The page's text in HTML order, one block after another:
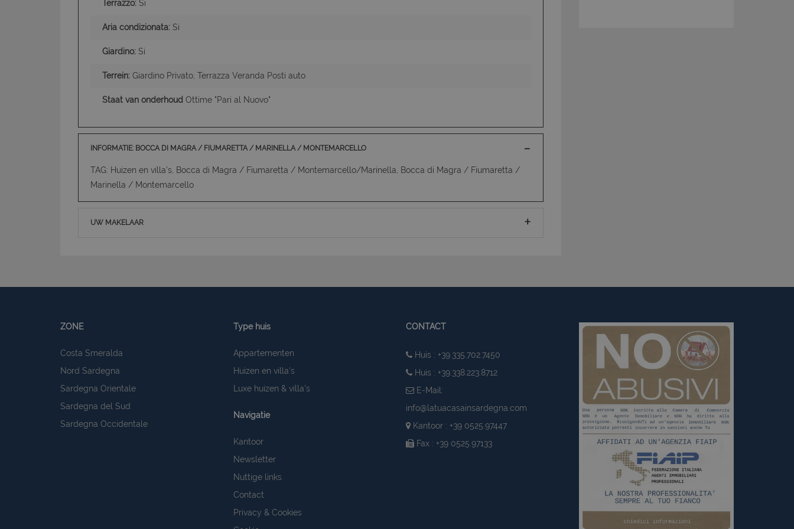
Terrazzo: Si
Aria condizionata: Si
Giardino: Si
Terrein: Giardino Privato, Terrazza Veranda Posti auto
Staat van onderhoud Ottime "Pari al Nuovo"
INFORMATIE: BOCCA DI MAGRA / FIUMARETTA / MARINELLA / MONTEMARCELLO
TAG: Huizen en villa's, Bocca di Magra / Fiumaretta / Montemarcello/Marinella, Bocca di Magra / Fiumaretta /
Marinella / Montemarcello
UW MAKELAAR
ZONE
Costa Smeralda
Nord Sardegna
Sardegna Orientale
Sardegna del Sud
Sardegna Occidentale
Type huis
Appartementen
Huizen en villa's
Luxe huizen & villa's
Navigatie
Kantoor
Newsletter
Nuttige links
Contact
Privacy & Cookies
CONTACT
Huis : +39.335.702.7450
Huis : +39.338.223.8712
E-Mail:
info@latuacasainsardegna.com
Kantoor : +39 0525.97447
Fax : +39 0525.97133